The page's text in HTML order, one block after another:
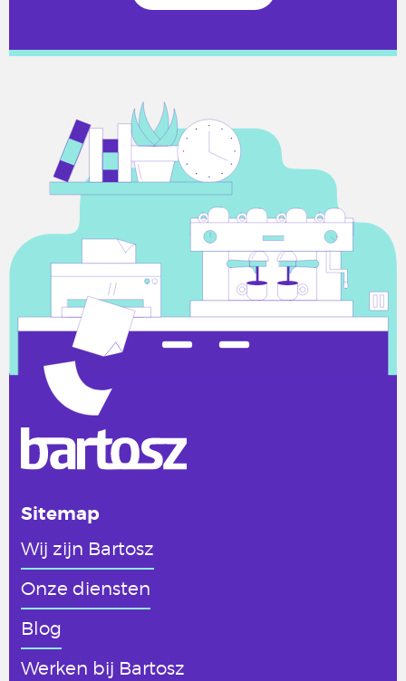
Sitemap
Wij zijn Bartosz
Onze diensten
Blog
Werken bij Bartosz